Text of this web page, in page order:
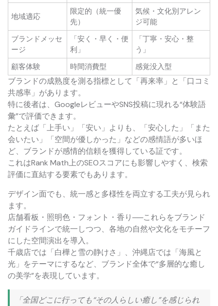
地域適応
限定的（統一優
先）
気候・文化別アレン
ジ可能
ブランドメッセ
ージ
「安く・早く・便
利」
「丁寧・安心・整
う」
顧客体験
時間消費型 感覚没入型
ブランドの成熟度を測る指標として「再来率」と「口コミ
共感率」があります。
特に後者は、GoogleレビューやSNS投稿に現れる“体験語
彙”で評価できます。
たとえば「上手い」「安い」よりも、「安心した」「また
会いたい」「空間が優しかった」などの感情語が多いほ
ど、ブランドが感情的信頼を獲得している証です。
これはRank Math上のSEOスコアにも影響しやすく、検索
評価に直結する要素でもあります。
デザイン面でも、統一感と多様性を両立する工夫が見られ
ます。
店舗看板・照明色・フォント・香り──これらをブランド
ガイドラインで統一しつつ、各地の自然や文化をモチーフ
にした空間演出を導入。
千歳店では「白樺と雪の静けさ」、沖縄店では「海風と
光」をテーマにするなど、ブランド全体で“多層的な癒し
の美学”を表現しています。
「全国どこに行っても“その人らしい癒し”を感じられ